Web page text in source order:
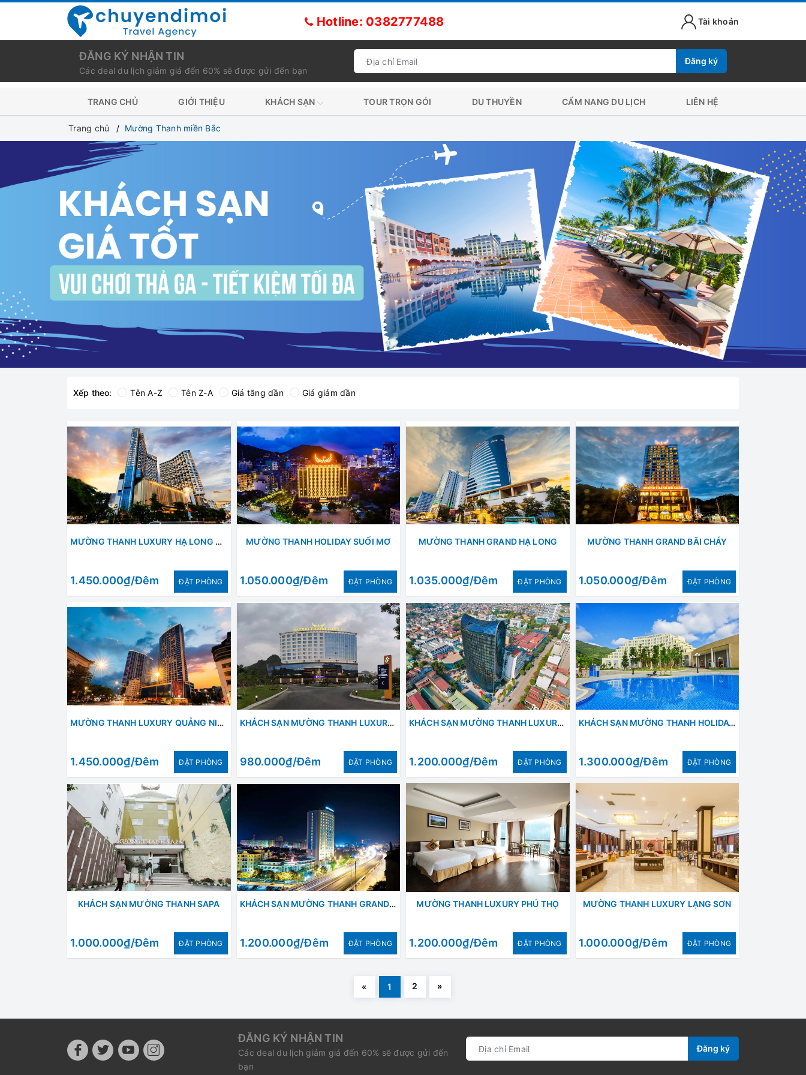
Hotline: 0382777488 Tài khoản
ĐĂNG KÝ NHẬN TIN
Các deal du lịch giảm giá đến 60% sẽ được gửi đến bạn
Đăng ký
TRANG CHỦ GIỚI THIỆU KHÁCH SẠN TOUR TRỌN GÓI DU THUYỀN CẨM NANG DU LỊCH LIÊN HỆ
Trang chủ Mường Thanh miền Bắc
Xếp theo: Tên A-Z Tên Z-A Giá tăng dần Giá giảm dần
MƯỜNG THANH LUXURY HẠ LONG CENTRE II
1.450.000₫/Đêm ÐẶT PHÒNG
MƯỜNG THANH HOLIDAY SUỐI MƠ
1.050.000₫/Đêm ÐẶT PHÒNG
MƯỜNG THANH GRAND HẠ LONG
1.035.000₫/Đêm ÐẶT PHÒNG
MƯỜNG THANH GRAND BÃI CHÁY
1.050.000₫/Đêm ÐẶT PHÒNG
MƯỜNG THANH LUXURY QUẢNG NINH
1.450.000₫/Đêm ÐẶT PHÒNG
KHÁCH SẠN MƯỜNG THANH LUXURY SƠN LA
980.000₫/Đêm ÐẶT PHÒNG
KHÁCH SẠN MƯỜNG THANH LUXURY CAO BẰNG
1.200.000₫/Đêm ÐẶT PHÒNG
KHÁCH SẠN MƯỜNG THANH HOLIDAY MỘC CHÂU
1.300.000₫/Đêm ÐẶT PHÒNG
KHÁCH SẠN MƯỜNG THANH SAPA
1.000.000₫/Đêm ÐẶT PHÒNG
KHÁCH SẠN MƯỜNG THANH GRAND HÀ NỘI
1.200.000₫/Đêm ÐẶT PHÒNG
MƯỜNG THANH LUXURY PHÚ THỌ
1.200.000₫/Đêm ÐẶT PHÒNG
MƯỜNG THANH LUXURY LẠNG SƠN
1.000.000₫/Đêm ÐẶT PHÒNG
« 1 2 »
ĐĂNG KÝ NHẬN TIN
Các deal du lịch giảm giá đến 60% sẽ được gửi đến
bạn
Đăng ký